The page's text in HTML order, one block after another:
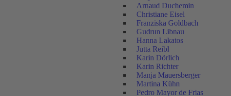
Arnaud Duchemin
Christiane Eisel
Franziska Goldbach
Gudrun Libnau
Hanna Lakatos
Jutta Reibl
Karin Dörlich
Karin Richter
Manja Mauersberger
Martina Kühn
Pedro Mayor de Frias